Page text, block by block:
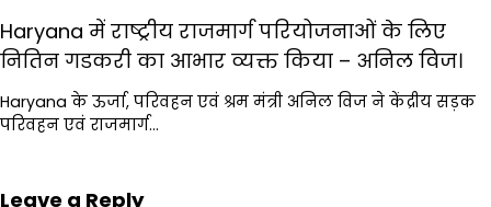
Haryana में राष्ट्रीय राजमार्ग परियोजनाओं के लिए
नितिन गडकरी का आभार व्यक्त किया – अनिल विज।
Haryana के ऊर्जा, परिवहन एवं श्रम मंत्री अनिल विज ने केंद्रीय सड़क
परिवहन एवं राजमार्ग…
Leave a Reply